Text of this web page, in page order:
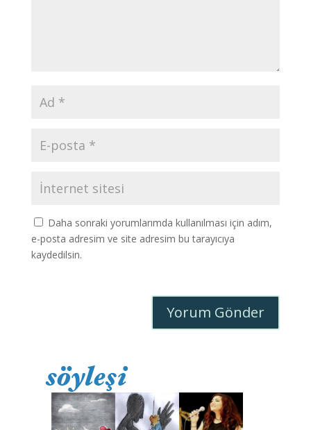
Daha sonraki yorumlarımda kullanılması için adım,
e-posta adresim ve site adresim bu tarayıcıya
kaydedilsin.